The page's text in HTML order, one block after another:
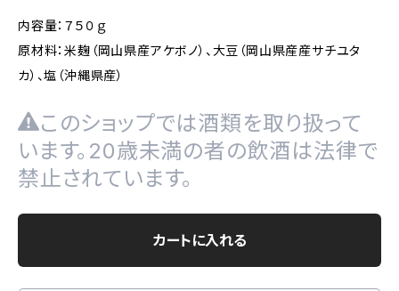
内容量：７５０ｇ
原材料：米麹（岡山県産アケボノ）、大豆（岡山県産産サチユタ
カ）、塩（沖縄県産）
このショップでは酒類を取り扱って
います。20歳未満の者の飲酒は法律で
禁止されています。
カートに入れる